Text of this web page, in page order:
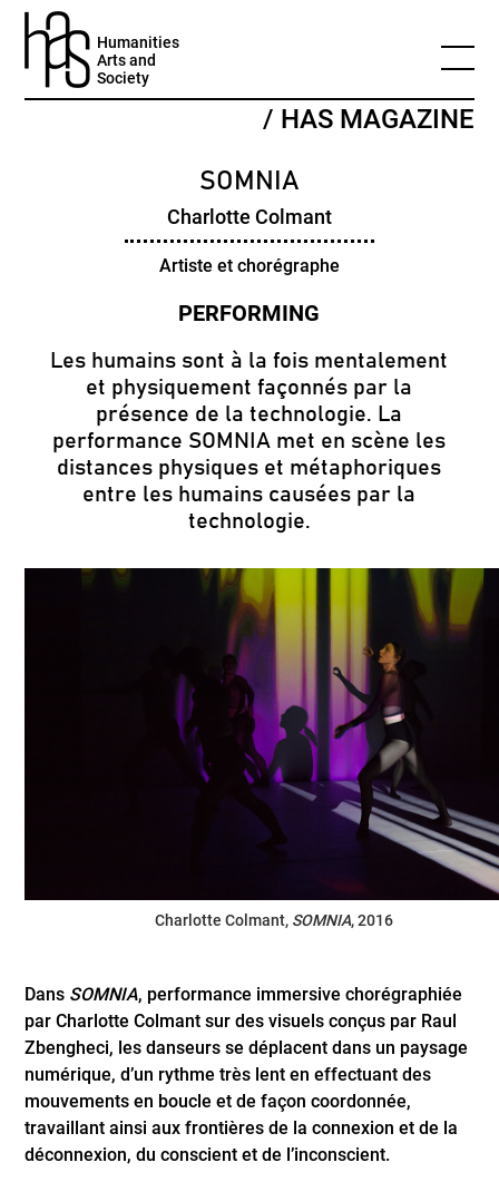
Humanities
Arts and
Society
/ HAS MAGAZINE
SOMNIA
Charlotte Colmant
Artiste et chorégraphe
Les humains sont à la fois mentalement
et physiquement façonnés par la
présence de la technologie. La
performance SOMNIA met en scène les
distances physiques et métaphoriques
entre les humains causées par la
technologie.
Charlotte Colmant, SOMNIA, 2016
Dans SOMNIA, performance immersive chorégraphiée
par Charlotte Colmant sur des visuels conçus par Raul
Zbengheci, les danseurs se déplacent dans un paysage
numérique, d’un rythme très lent en effectuant des
mouvements en boucle et de façon coordonnée,
travaillant ainsi aux frontières de la connexion et de la
déconnexion, du conscient et de l’inconscient.